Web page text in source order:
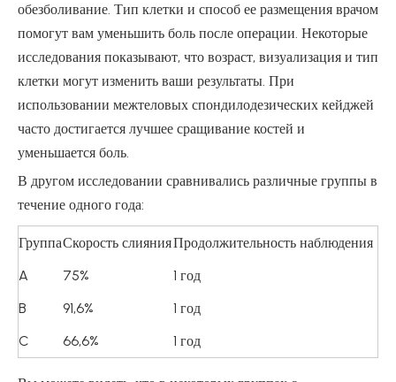
обезболивание. Тип клетки и способ ее размещения врачом
помогут вам уменьшить боль после операции. Некоторые
исследования показывают, что возраст, визуализация и тип
клетки могут изменить ваши результаты. При
использовании межтеловых спондилодезических кейджей
часто достигается лучшее сращивание костей и
уменьшается боль.
В другом исследовании сравнивались различные группы в
течение одного года:
ГруппаСкорость слиянияПродолжительность наблюдения
A
75%
1 год
B
91,6%
1 год
C
66,6% 1 год